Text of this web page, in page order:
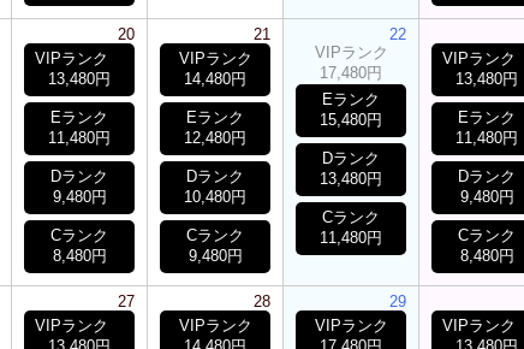
20
VIPランク
13,480円
Eランク
11,480円
Dランク
9,480円
Cランク
8,480円
21
VIPランク
14,480円
Eランク
12,480円
Dランク
10,480円
Cランク
9,480円
22
VIPランク
17,480円
Eランク
15,480円
Dランク
13,480円
Cランク
11,480円
VIPランク
13,480円
Eランク
11,480円
Dランク
9,480円
Cランク
8,480円
27
VIPランク
28
VIPランク
29
VIPランク
VIPランク